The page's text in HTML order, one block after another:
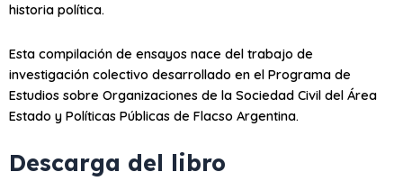
historia política.
Esta compilación de ensayos nace del trabajo de
investigación colectivo desarrollado en el Programa de
Estudios sobre Organizaciones de la Sociedad Civil del Área
Estado y Políticas Públicas de Flacso Argentina.
Descarga del libro